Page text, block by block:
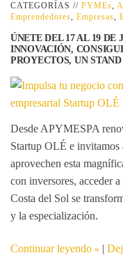
CATEGORÍAS // PYMEs,
Emprendedores, Empresas,
ÚNETE DEL 17 AL 19 DE
INNOVACIÓN,
PROYECTOS, UN
Desde APYMESPA
Startup OLÉ e invitamos
aprovechen esta
con inversores, acceder
Costa del Sol se
y la especialización.
Continuar leyendo |